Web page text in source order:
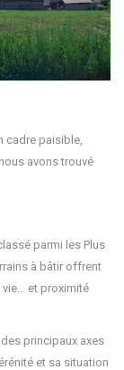
cadre paisible,
avons trouvé
parmi les Plus
à bâtir offrent
vie… et proximité
principaux axes
et sa situation